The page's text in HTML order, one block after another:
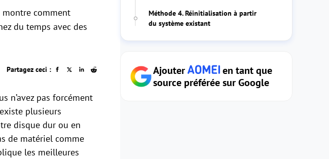
montre comment
du temps avec des
Partagez ceci :
n’avez pas forcément
plusieurs
disque dur ou en
de matériel comme
les meilleures
Méthode 4. Réinitialisation à partir
du système existant
Ajouter
en tant que
source préférée sur Google